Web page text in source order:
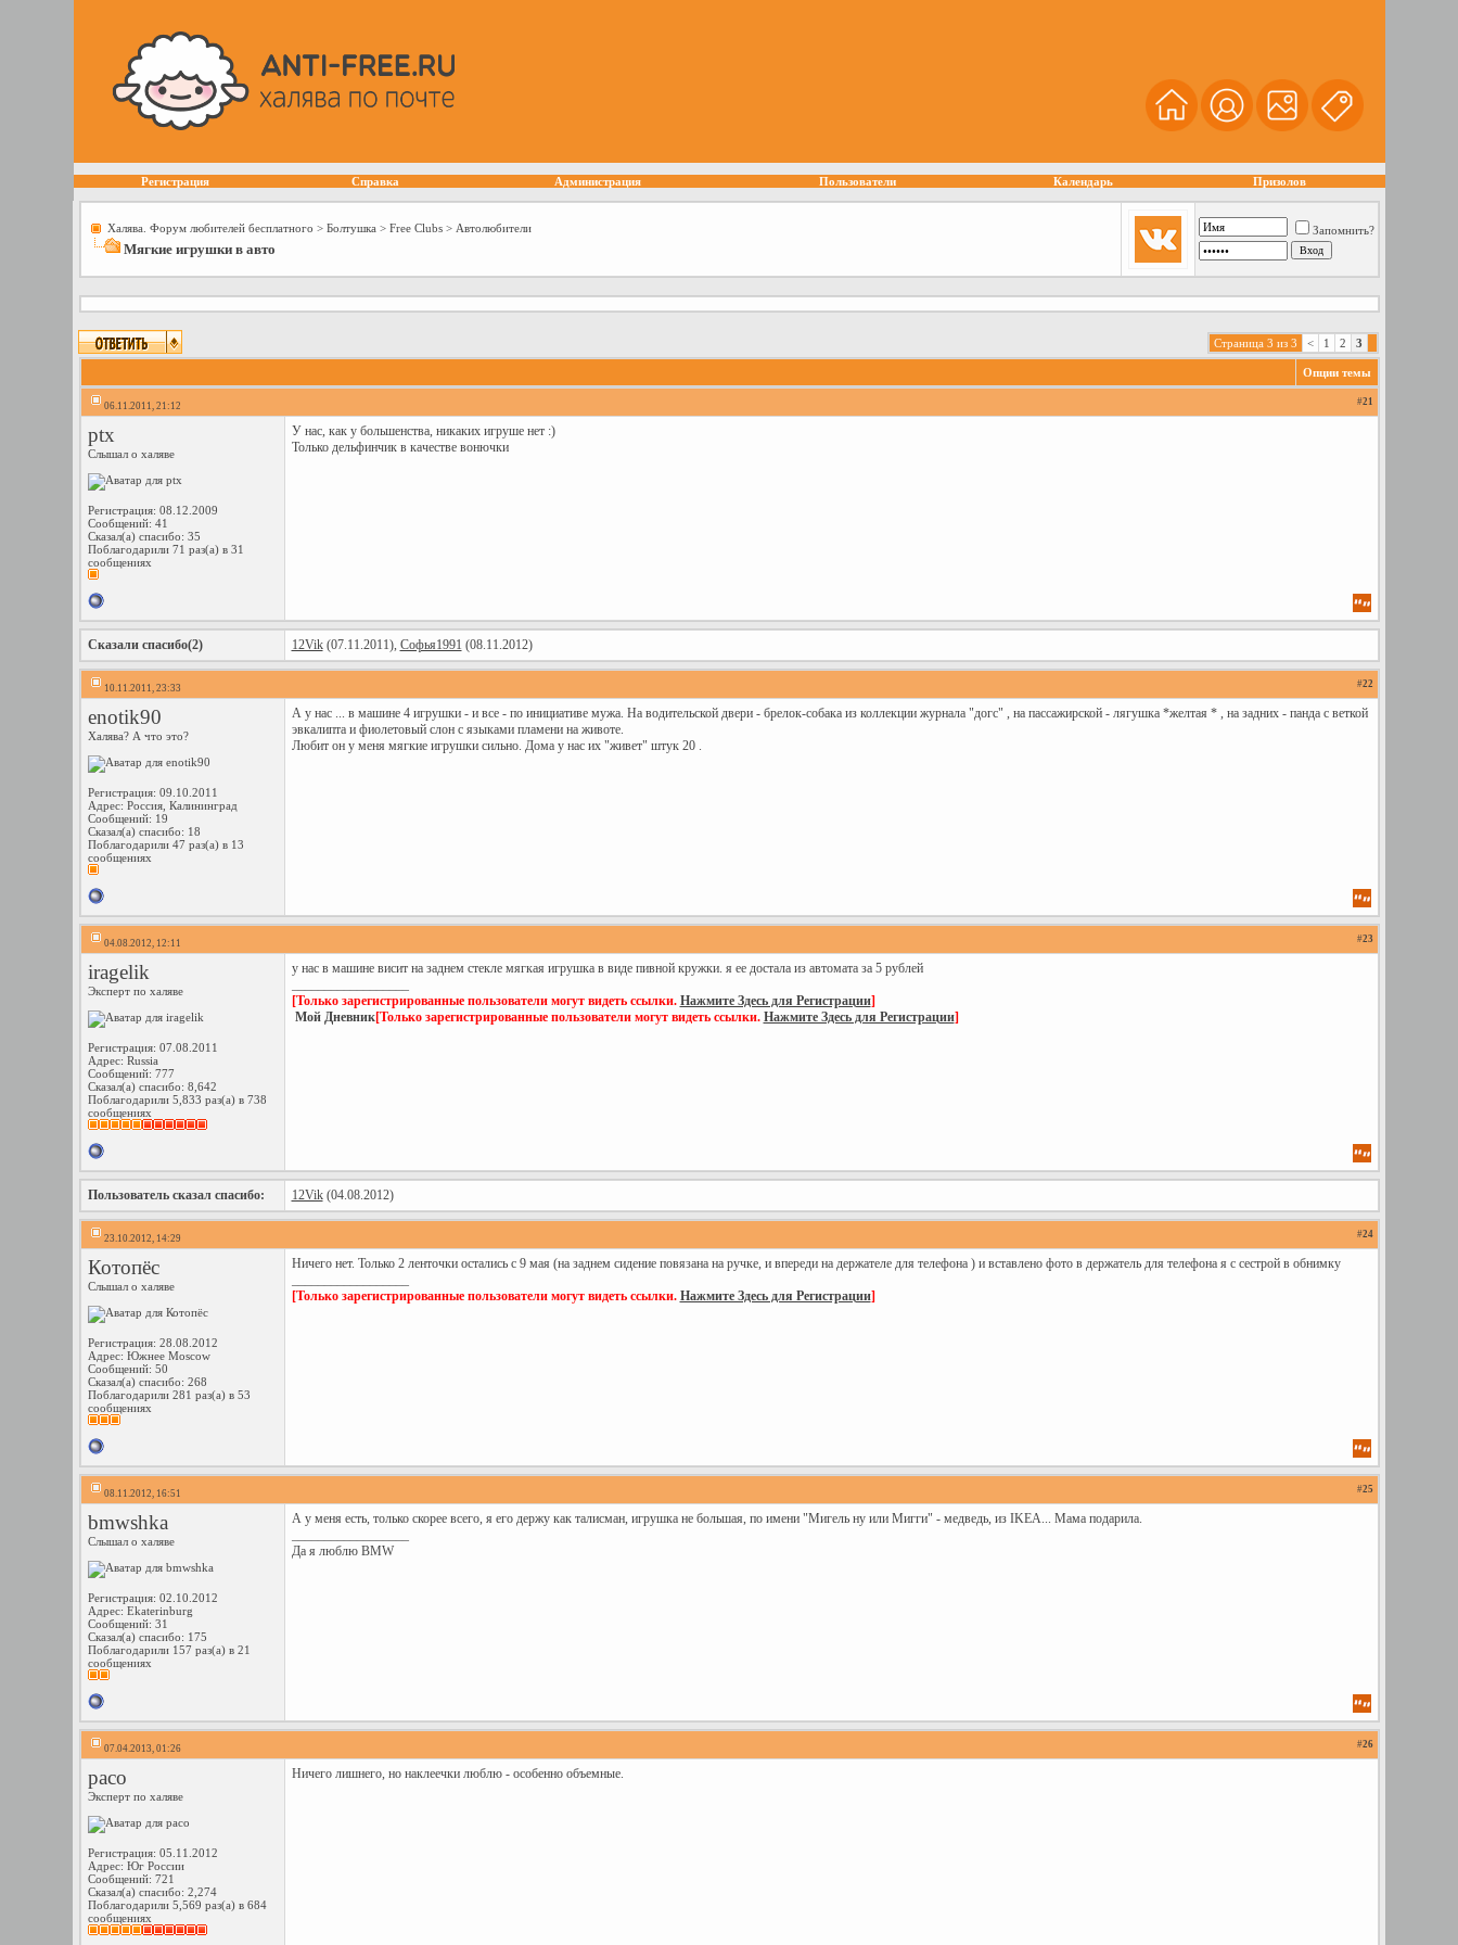
Регистрация Справка Администрация Пользователи Календарь Призолов
Халява. Форум любителей бесплатного > Болтушка > Free Сlubs > Автолюбители
Мягкие игрушки в авто
Запомнить?
Страница 3 из 3 < 1 2 3
Опции темы
06.11.2011, 21:12 #21
ptx
Слышал о халяве
Регистрация: 08.12.2009
Сообщений: 41
Сказал(а) спасибо: 35
Поблагодарили 71 раз(а) в 31
сообщениях
У нас, как у большенства, никаких игруше нет :)
Только дельфинчик в качестве вонючки
Сказали спасибо(2) 12Vik(07.11.2011), Софья1991 (08.11.2012)
10.11.2011, 23:33 #22
enotik90
Халява? А что это?
Регистрация: 09.10.2011
Адрес: Россия, Калининград
Сообщений: 19
Сказал(а) спасибо: 18
Поблагодарили 47 раз(а) в 13
сообщениях
А у нас ... в машине 4 игрушки - и все - по инициативе мужа. На водительской двери - брелок-собака из коллекции журнала "догс" , на пассажирской - лягушка *желтая * , на задних - панда с веткой
эвкалипта и фиолетовый слон с языками пламени на животе.
Любит он у меня мягкие игрушки сильно. Дома у нас их "живет" штук 20 .
04.08.2012, 12:11 #23
iragelik
Эксперт по халяве
Регистрация: 07.08.2011
Адрес: Russia
Сообщений: 777
Сказал(а) спасибо: 8,642
Поблагодарили 5,833 раз(а) в 738
сообщениях
у нас в машине висит на заднем стекле мягкая игрушка в виде пивной кружки. я ее достала из автомата за 5 рублей
[Только зарегистрированные пользователи могут видеть ссылки. Нажмите Здесь для Регистрации]
Мой Дневник[Только зарегистрированные пользователи могут видеть ссылки. Нажмите Здесь для Регистрации]
Пользователь сказал cпасибо: 12Vik(04.08.2012)
23.10.2012, 14:29 #24
Котопёс
Слышал о халяве
Регистрация: 28.08.2012
Адрес: Южнее Mosсow
Сообщений: 50
Сказал(а) спасибо: 268
Поблагодарили 281 раз(а) в 53
сообщениях
Ничего нет. Только 2 ленточки остались с 9 мая (на заднем сидение повязана на ручке, и впереди на держателе для телефона ) и вставлено фото в держатель для телефона я с сестрой в обнимку
[Только зарегистрированные пользователи могут видеть ссылки. Нажмите Здесь для Регистрации]
08.11.2012, 16:51 #25
bmwshka
Слышал о халяве
Регистрация: 02.10.2012
Адрес: Ekaterinburg
Сообщений: 31
Сказал(а) спасибо: 175
Поблагодарили 157 раз(а) в 21
сообщениях
А у меня есть, только скорее всего, я его держу как талисман, игрушка не большая, по имени "Мигель ну или Мигги" - медведь, из IKEA... Мама подарила.
Да я люблю BMW
07.04.2013, 01:26 #26
paco
Эксперт по халяве
Регистрация: 05.11.2012
Адрес: Юг России
Сообщений: 721
Сказал(а) спасибо: 2,274
Поблагодарили 5,569 раз(а) в 684
сообщениях
Ничего лишнего, но наклеечки люблю - особенно объемные.